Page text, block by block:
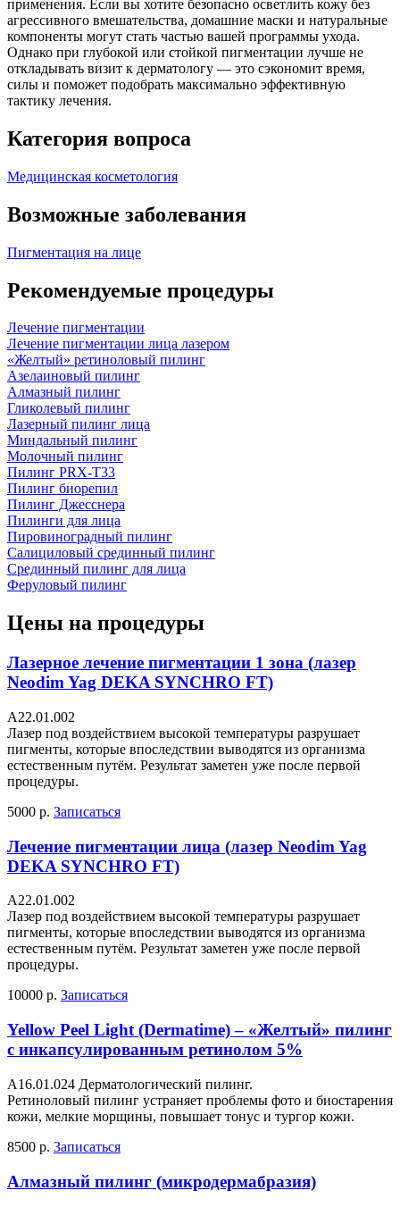
применения. Если вы хотите безопасно осветлить кожу без
агрессивного вмешательства, домашние маски и натуральные
компоненты могут стать частью вашей программы ухода.
Однако при глубокой или стойкой пигментации лучше не
откладывать визит к дерматологу — это сэкономит время,
силы и поможет подобрать максимально эффективную
тактику лечения.
Категория вопроса
Медицинская косметология
Возможные заболевания
Пигментация на лице
Рекомендуемые процедуры
Лечение пигментации
Лечение пигментации лица лазером
«Желтый» ретиноловый пилинг
Азелаиновый пилинг
Алмазный пилинг
Гликолевый пилинг
Лазерный пилинг лица
Миндальный пилинг
Молочный пилинг
Пилинг PRX-T33
Пилинг биорепил
Пилинг Джесснера
Пилинги для лица
Пировиноградный пилинг
Салициловый срединный пилинг
Срединный пилинг для лица
Феруловый пилинг
Цены на процедуры
Лазерное лечение пигментации 1 зона (лазер
Neodim Yag DEKA SYNCHRO FT)
A22.01.002
Лазер под воздействием высокой температуры разрушает
пигменты, которые впоследствии выводятся из организма
естественным путём. Результат заметен уже после первой
процедуры.
5000 р. Записаться
Лечение пигментации лица (лазер Neodim Yag
DEKA SYNCHRO FT)
А22.01.002
Лазер под воздействием высокой температуры разрушает
пигменты, которые впоследствии выводятся из организма
естественным путём. Результат заметен уже после первой
процедуры.
10000 р. Записаться
Yellow Peel Light (Dermatime) – «Желтый» пилинг
с инкапсулированным ретинолом 5%
A16.01.024 Дерматологический пилинг.
Ретиноловый пилинг устраняет проблемы фото и биостарения
кожи, мелкие морщины, повышает тонус и тургор кожи.
8500 р. Записаться
Алмазный пилинг (микродермабразия)